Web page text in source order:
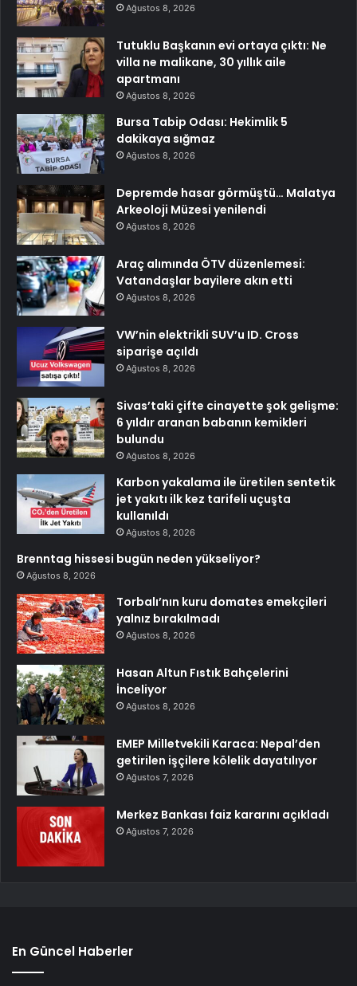
Ağustos 8, 2026
Tutuklu Başkanın evi ortaya çıktı: Ne
villa ne malikane, 30 yıllık aile
apartmanı
Ağustos 8, 2026
Bursa Tabip Odası: Hekimlik 5
dakikaya sığmaz
Ağustos 8, 2026
Depremde hasar görmüştü… Malatya
Arkeoloji Müzesi yenilendi
Ağustos 8, 2026
Araç alımında ÖTV düzenlemesi:
Vatandaşlar bayilere akın etti
Ağustos 8, 2026
VW’nin elektrikli SUV’u ID. Cross
siparişe açıldı
Ağustos 8, 2026
Sivas’taki çifte cinayette şok gelişme:
6 yıldır aranan babanın kemikleri
bulundu
Ağustos 8, 2026
Karbon yakalama ile üretilen sentetik
jet yakıtı ilk kez tarifeli uçuşta
kullanıldı
Ağustos 8, 2026
Brenntag hissesi bugün neden yükseliyor?
Ağustos 8, 2026
Torbalı’nın kuru domates emekçileri
yalnız bırakılmadı
Ağustos 8, 2026
Hasan Altun Fıstık Bahçelerini
İnceliyor
Ağustos 8, 2026
EMEP Milletvekili Karaca: Nepal’den
getirilen işçilere kölelik dayatılıyor
Ağustos 7, 2026
Merkez Bankası faiz kararını açıkladı
Ağustos 7, 2026
En Güncel Haberler